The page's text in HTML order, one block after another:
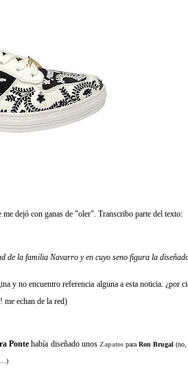
me dejó con ganas de "oler". Transcribo parte del texto:
de la familia Navarro y en cuyo seno figura la
y no encuentro referencia alguna a esta noticia.
me echan de la red)
Ponte había diseñado unos ZapatosparaRon Brugal (no,